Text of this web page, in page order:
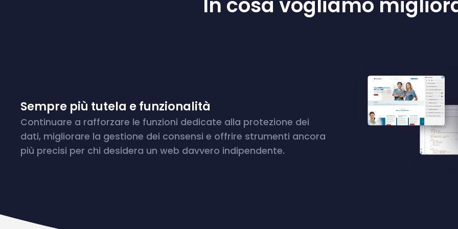
Sempre più tutela e funzionalità
Continuare a rafforzare le funzioni dedicate alla protezione dei
dati, migliorare la gestione dei consensi e offrire strumenti ancora
più precisi per chi desidera un web davvero indipendente.